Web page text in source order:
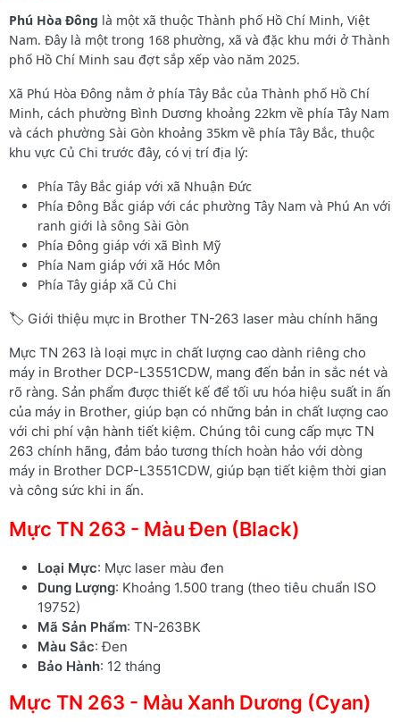
Phú Hòa Đông là một xã thuộc Thành phố Hồ Chí Minh, Việt
Nam. Đây là một trong 168 phường, xã và đặc khu mới ở Thành
phố Hồ Chí Minh sau đợt sắp xếp vào năm 2025.
Xã Phú Hòa Đông nằm ở phía Tây Bắc của Thành phố Hồ Chí
Minh, cách phường Bình Dương khoảng 22km về phía Tây Nam
và cách phường Sài Gòn khoảng 35km về phía Tây Bắc, thuộc
khu vực Củ Chi trước đây, có vị trí địa lý:
Phía Tây Bắc giáp với xã Nhuận Đức
Phía Đông Bắc giáp với các phường Tây Nam và Phú An với
ranh giới là sông Sài Gòn
Phía Đông giáp với xã Bình Mỹ
Phía Nam giáp với xã Hóc Môn
Phía Tây giáp xã Củ Chi
🏷️ Giới thiệu mực in Brother TN-263 laser màu chính hãng
Mực TN 263 là loại mực in chất lượng cao dành riêng cho
máy in Brother DCP-L3551CDW, mang đến bản in sắc nét và
rõ ràng. Sản phẩm được thiết kế để tối ưu hóa hiệu suất in ấn
của máy in Brother, giúp bạn có những bản in chất lượng cao
với chi phí vận hành tiết kiệm. Chúng tôi cung cấp mực TN
263 chính hãng, đảm bảo tương thích hoàn hảo với dòng
máy in Brother DCP-L3551CDW, giúp bạn tiết kiệm thời gian
và công sức khi in ấn.
Mực TN 263 - Màu Đen (Black)
Loại Mực: Mực laser màu đen
Dung Lượng: Khoảng 1.500 trang (theo tiêu chuẩn ISO
19752)
Mã Sản Phẩm: TN-263BK
Màu Sắc: Đen
Bảo Hành: 12 tháng
Mực TN 263 - Màu Xanh Dương (Cyan)